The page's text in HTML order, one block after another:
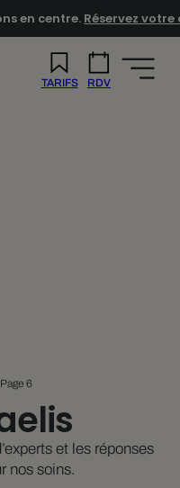
centre.Réservez votre
TARIFS RDV
Page 6
et les réponses
nos soins.